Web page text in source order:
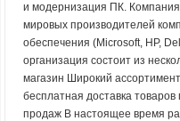
и модернизация ПК.
мировых производителей
обеспечения (Microsoft, HP,
организация состоит из
магазин Широкий
бесплатная доставка
продаж В настоящее время